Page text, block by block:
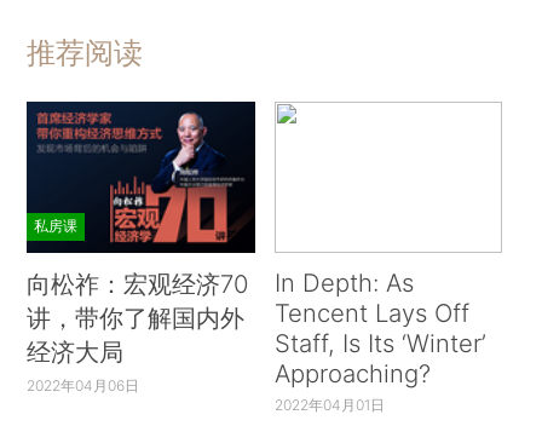
推荐阅读
私房课
向松祚：宏观经济70
讲，带你了解国内外
经济大局
2022年04月06日
In Depth: As
Tencent Lays Off
Staff, Is Its ‘Winter’
Approaching?
2022年04月01日